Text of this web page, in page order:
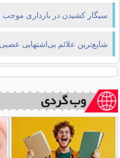
سیگار کشیدن در بارداری موجب
شایع‌ترین علائم بی‌اشتهایی عصبی